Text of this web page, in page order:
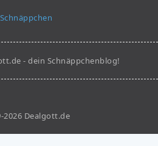
- dein Schnäppchenblog!
2026 Dealgott.de